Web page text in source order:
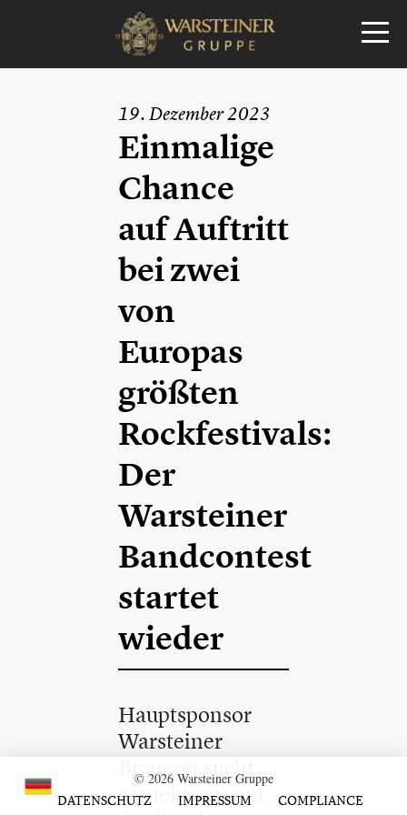
19. Dezember 2023
Einmalige
Chance
auf Auftritt
bei zwei
von
Europas
größten
Rockfestivals:
Der
Warsteiner
Bandcontest
startet
wieder
Hauptsponsor
Warsteiner
Brauerei sucht
gemeinsam mit
© 2026 Warsteiner Gruppe
DATENSCHUTZ
IMPRESSUM COMPLIANCE